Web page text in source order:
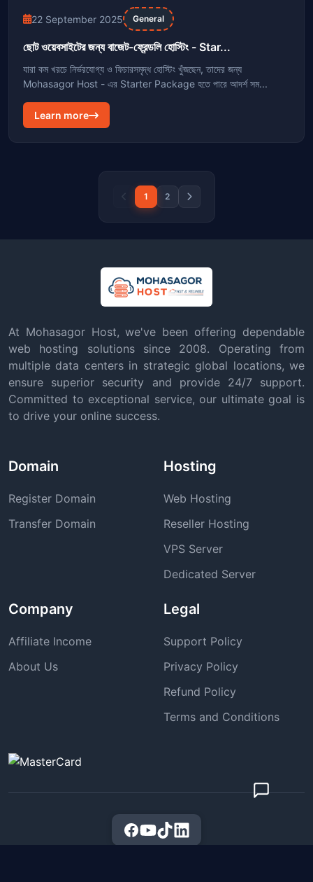
22 September 2025 General
ছোট ওয়েবসাইটের জন্য বাজেট-ফ্রেন্ডলি হোস্টিং - Star...
যারা কম খরচে নির্ভরযোগ্য ও ফিচারসমৃদ্ধ হোস্টিং খুঁজছেন, তাদের জন্য
Mohasagor Host - এর Starter Package হতে পারে আদর্শ সম...
Learn more
1 2
At Mohasagor Host, we've been offering dependable
web hosting solutions since 2008. Operating from
multiple data centers in strategic global locations, we
ensure superior security and provide 24/7 support.
Committed to exceptional service, our ultimate goal is
to drive your online success.
Domain
Register Domain
Transfer Domain
Hosting
Web Hosting
Reseller Hosting
VPS Server
Dedicated Server
Company
Affiliate Income
About Us
Legal
Support Policy
Privacy Policy
Refund Policy
Terms and Conditions